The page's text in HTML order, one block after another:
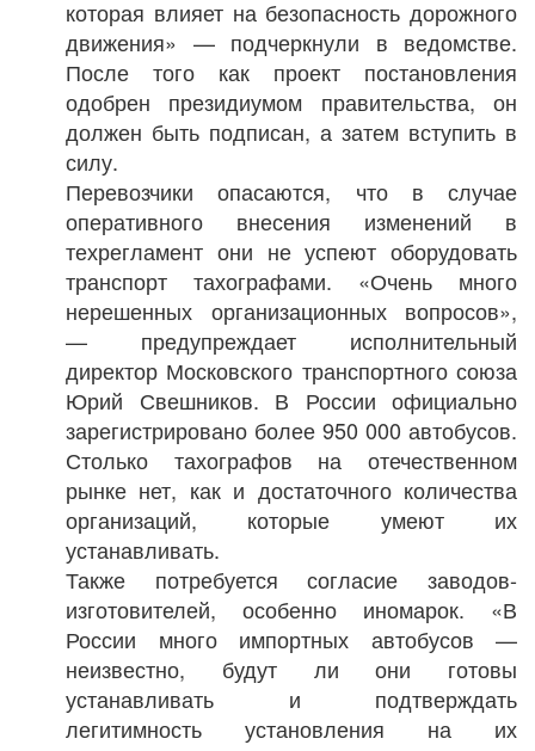
которая влияет на безопасность дорожного
движения» — подчеркнули в ведомстве.
После того как проект постановления
одобрен президиумом правительства, он
должен быть подписан, а затем вступить в
силу.
Перевозчики опасаются, что в случае
оперативного внесения изменений в
техрегламент они не успеют оборудовать
транспорт тахографами. «Очень много
нерешенных организационных вопросов»,
— предупреждает исполнительный
директор Московского транспортного союза
Юрий Свешников. В России официально
зарегистрировано более 950 000 автобусов.
Столько тахографов на отечественном
рынке нет, как и достаточного количества
организаций, которые умеют их
устанавливать.
Также потребуется согласие заводов-
изготовителей, особенно иномарок. «В
России много импортных автобусов —
неизвестно, будут ли они готовы
устанавливать и подтверждать
легитимность установления на их